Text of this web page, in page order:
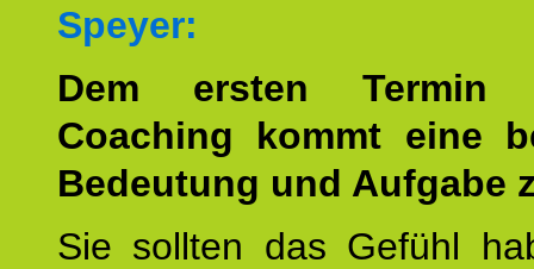
Speyer:
Dem ersten
Coaching kommt eine
Bedeutung und Aufgabe
Sie sollten das Gefühl